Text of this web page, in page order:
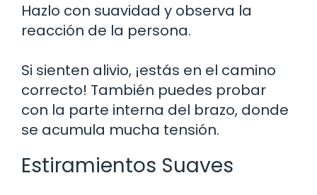
Hazlo con suavidad y observa la
reacción de la persona.
Si sienten alivio, ¡estás en el camino
correcto! También puedes probar
con la parte interna del brazo, donde
se acumula mucha tensión.
Estiramientos Suaves